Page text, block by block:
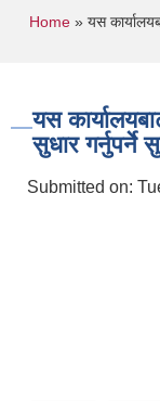
You are
Home » यस
यस
सुधार गर्नुपर्ने
Submitted on: